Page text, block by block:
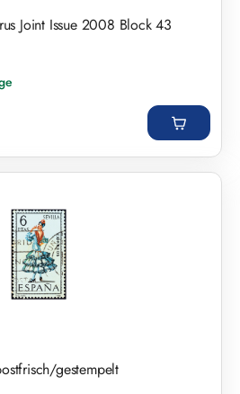
Joint Issue 2008 Block 43
gestempelt